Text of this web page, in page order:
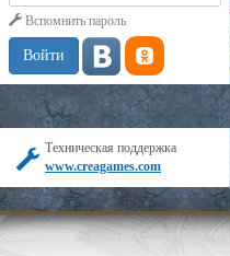
Вспомнить пароль
Техническая поддержка
www.creagames.com